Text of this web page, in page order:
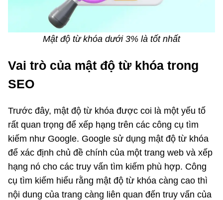
Mật độ từ khóa dưới 3% là tốt nhất
Vai trò của mật độ từ khóa trong
SEO
Trước đây, mật độ từ khóa được coi là một yếu tố
rất quan trọng để xếp hạng trên các công cụ tìm
kiếm như Google. Google sử dụng mật độ từ khóa
để xác định chủ đề chính của một trang web và xếp
hạng nó cho các truy vấn tìm kiếm phù hợp. Công
cụ tìm kiếm hiểu rằng mật độ từ khóa càng cao thì
nội dung của trang càng liên quan đến truy vấn của